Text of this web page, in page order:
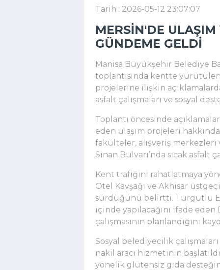
Tarih : 2026-05-12 23:07:07
MERSIN'DE ULAŞIM
GÜNDEME GELDI
Manisa Büyükşehir Belediye
toplantısında kentte
projelerine ilişkin
asfalt çalışmaları ve sosyal
Toplantı öncesinde
eden ulaşım projeleri
fakülteler, alışveriş
Sinan Bulvarı’nda sıcak asfalt
Kent trafiğini rahatlatmaya
Otel Kavşağı ve Akhisar
sürdüğünü belirtti. Turgutlu
içinde yapılacağını ifade
çalışmasının planlandığını
Sosyal belediyecilik
nakil aracı hizmetinin
yönelik glütensiz gıda